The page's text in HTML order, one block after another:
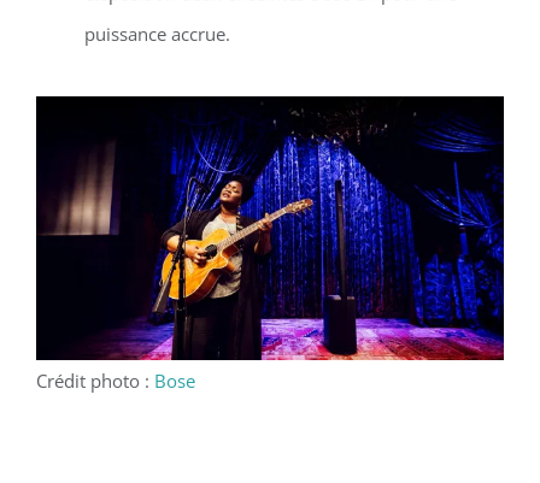
puissance accrue.
Crédit photo : Bose